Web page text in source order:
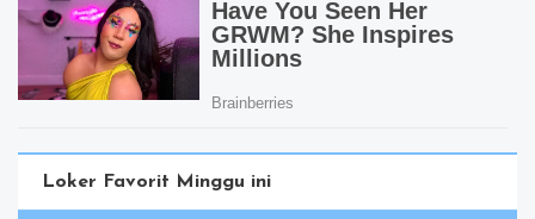
Loker Favorit Minggu ini